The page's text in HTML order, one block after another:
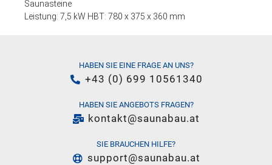
Saunasteine
Leistung: 7,5 kW HBT: 780 x 375 x 360 mm
HABEN SIE EINE FRAGE AN UNS?
+43 (0) 699 10561340
HABEN SIE ANGEBOTS FRAGEN?
kontakt@saunabau.at
SIE BRAUCHEN HILFE?
support@saunabau.at